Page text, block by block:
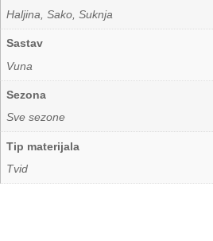
Haljina, Sako, Suknja
Sastav
Vuna
Sezona
Sve sezone
Tip materijala
Tvid